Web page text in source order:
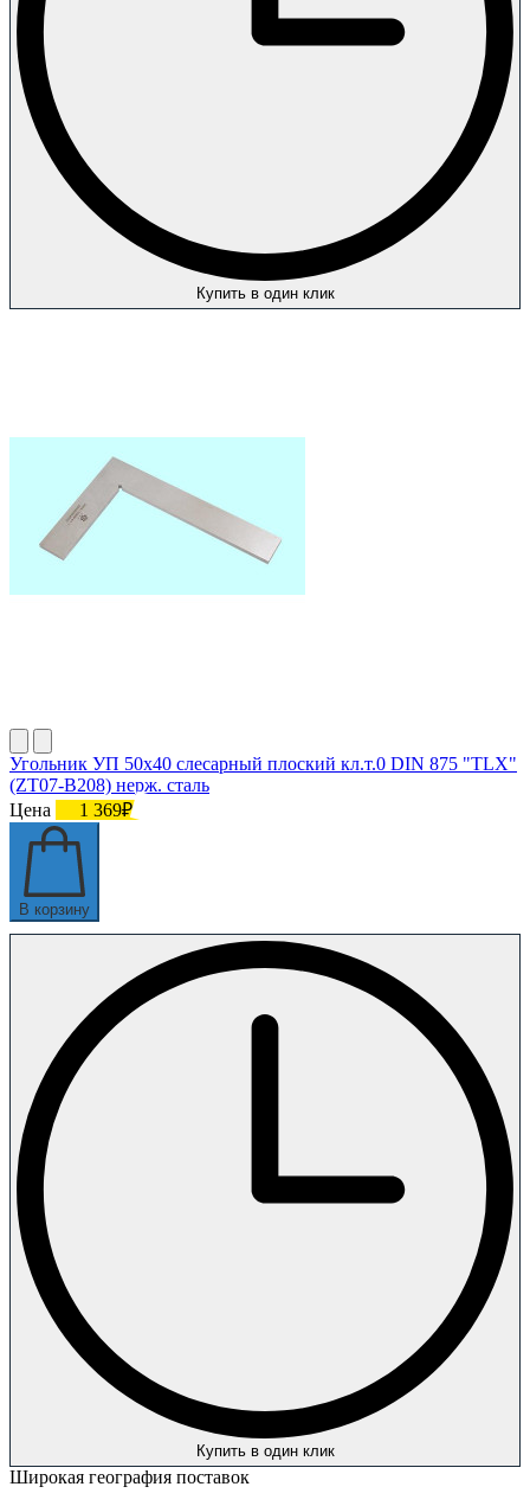
Купить в один клик
Угольник УП 50х40 слесарный плоский кл.т.0 DIN 875 "TLX"
(ZT07-B208) нерж. сталь
Цена
1 369₽
В корзину
Купить в один клик
Широкая география поставок